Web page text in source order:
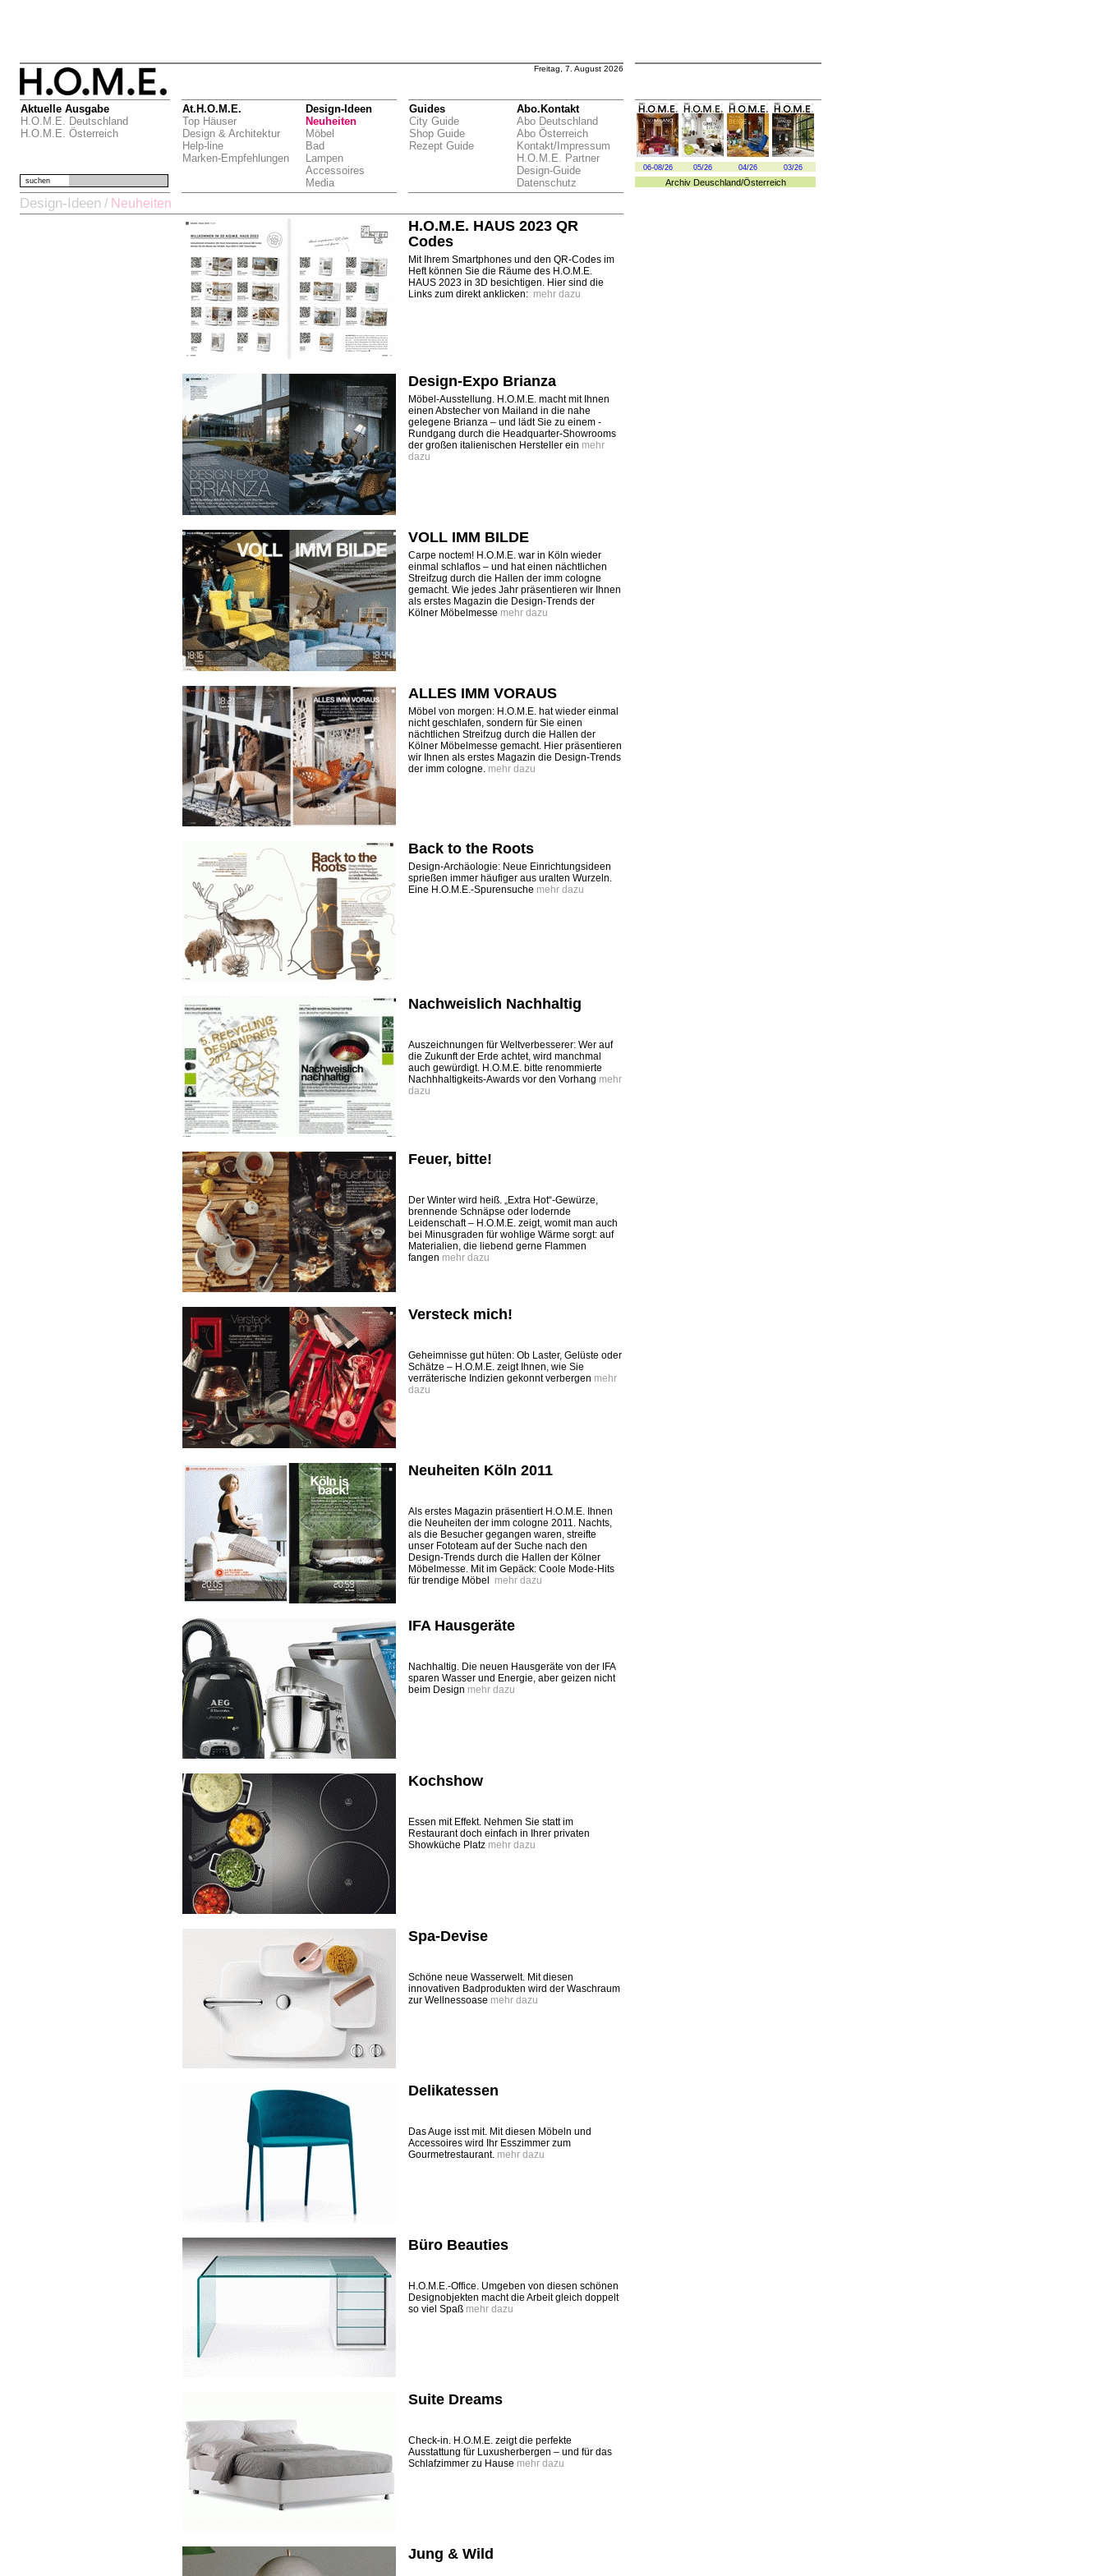
Freitag, 7. August 2026
Aktuelle Ausgabe
H.O.M.E. Deutschland
H.O.M.E. Österreich
At.H.O.M.E.
Top Häuser
Design & Architektur
Help-line
Marken-Empfehlungen
Design-Ideen
Neuheiten
Möbel
Bad
Lampen
Accessoires
Media
Guides
City Guide
Shop Guide
Rezept Guide
Abo.Kontakt
Abo Deutschland
Abo Österreich
Kontakt/Impressum
H.O.M.E. Partner
Design-Guide
Datenschutz
06-08/26 05/26 04/26 03/26
Archiv Deuschland/Österreich
suchen
Design-Ideen / Neuheiten
H.O.M.E. HAUS 2023 QR
Codes
Mit Ihrem Smartphones und den QR-Codes im
Heft können Sie die Räume des H.O.M.E.
HAUS 2023 in 3D besichtigen. Hier sind die
Links zum direkt anklicken: mehr dazu
Design-Expo Brianza
Möbel-Ausstellung. H.O.M.E. macht mit Ihnen
einen Abstecher von Mailand in die nahe
gelegene Brianza – und lädt Sie zu einem ­
Rundgang durch die Headquarter-Showrooms
der großen italienischen Hersteller ein mehr
dazu
VOLL IMM BILDE
Carpe noctem! H.O.M.E. war in Köln wieder
einmal schlaflos – und hat einen nächtlichen
Streifzug durch die Hallen der imm cologne
gemacht. Wie jedes Jahr präsentieren wir Ihnen
als erstes Magazin die Design-Trends der
Kölner Möbelmesse mehr dazu
ALLES IMM VORAUS
Möbel von morgen: H.O.M.E. hat wieder einmal
nicht geschlafen, sondern für Sie einen
nächtlichen Streifzug durch die Hallen der
Kölner Möbelmesse gemacht. Hier präsentieren
wir Ihnen als erstes Magazin die Design-Trends
der imm cologne. mehr dazu
Back to the Roots
Design-Archäologie: Neue Einrichtungsideen
sprießen immer häufiger aus uralten Wurzeln.
Eine H.O.M.E.-Spurensuche mehr dazu
Nachweislich Nachhaltig
Auszeichnungen für Weltverbesserer: Wer auf
die Zukunft der Erde achtet, wird manchmal
auch gewürdigt. H.O.M.E. bitte renommierte
Nachhhaltigkeits-Awards vor den Vorhang mehr
dazu
Feuer, bitte!
Der Winter wird heiß. „Extra Hot“-Gewürze,
brennende Schnäpse oder lodernde
Leidenschaft – H.O.M.E. zeigt, womit man auch
bei Minusgraden für wohlige Wärme sorgt: auf
Materialien, die liebend gerne Flammen
fangen mehr dazu
Versteck mich!
Geheimnisse gut hüten: Ob Laster, Gelüste oder
Schätze – H.O.M.E. zeigt Ihnen, wie Sie
verräterische Indizien gekonnt verbergen mehr
dazu
Neuheiten Köln 2011
Als erstes Magazin präsentiert H.O.M.E. Ihnen
die ­Neuheiten der imm cologne 2011. Nachts,
als die Besucher gegangen waren, streifte
unser Fototeam auf der Suche nach den
Design-Trends durch die ­Hallen der Kölner
Möbelmesse. Mit im Gepäck: Coole Mode-Hits
für trendige Möbel mehr dazu
IFA Hausgeräte
Nachhaltig. Die neuen Hausgeräte von der IFA
sparen Wasser und Energie, aber geizen nicht
beim Design mehr dazu
Kochshow
Essen mit Effekt. Nehmen Sie statt im
Restaurant doch einfach in Ihrer privaten
Showküche Platz mehr dazu
Spa-Devise
Schöne neue Wasserwelt. Mit diesen
innovativen Badprodukten wird der Waschraum
zur Wellnessoase mehr dazu
Delikatessen
Das Auge isst mit. Mit diesen Möbeln und
Accessoires wird Ihr Esszimmer zum
Gourmetrestaurant. mehr dazu
Büro Beauties
H.O.M.E.-Office. Umgeben von diesen schönen
Designobjekten macht die Arbeit gleich doppelt
so viel Spaß mehr dazu
Suite Dreams
Check-in. H.O.M.E. zeigt die perfekte
Ausstattung für Luxusherbergen – und für das
Schlafzimmer zu Hause mehr dazu
Jung & Wild